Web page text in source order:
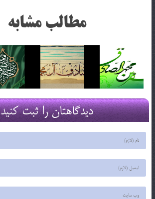
مطالب مشابه
دیدگاهتان را ثبت کنید